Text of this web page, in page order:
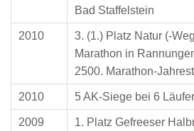
Bad Staffelstein
2010
3. (1.) Platz Natur (-
Marathon in
2500. Marathon-
2010 5 AK-Siege bei 6
2009 1. Platz Gefreeser